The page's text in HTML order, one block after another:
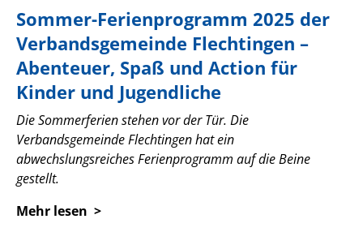
Sommer-Ferienprogramm 2025 der
Verbandsgemeinde Flechtingen –
Abenteuer, Spaß und Action für
Kinder und Jugendliche
Die Sommerferien stehen vor der Tür. Die
Verbandsgemeinde Flechtingen hat ein
abwechslungsreiches Ferienprogramm auf die Beine
gestellt.
Mehr lesen